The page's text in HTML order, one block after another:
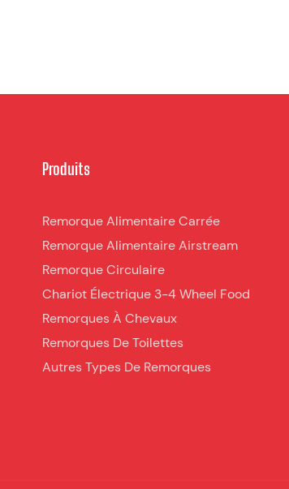
Produits
Remorque Alimentaire Carrée
Remorque Alimentaire Airstream
Remorque Circulaire
Chariot Électrique 3-4 Wheel Food
Remorques À Chevaux
Remorques De Toilettes
Autres Types De Remorques